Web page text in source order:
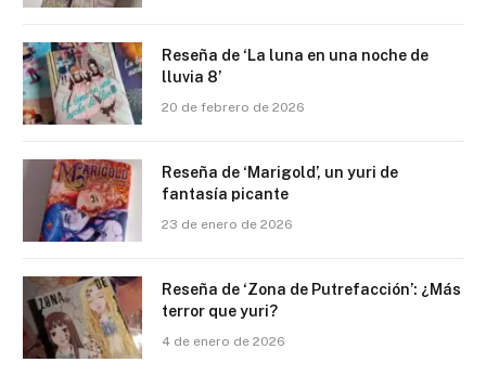
Reseña de ‘La luna en una noche de
lluvia 8’
20 de febrero de 2026
Reseña de ‘Marigold’, un yuri de
fantasía picante
23 de enero de 2026
Reseña de ‘Zona de Putrefacción’: ¿Más
terror que yuri?
4 de enero de 2026